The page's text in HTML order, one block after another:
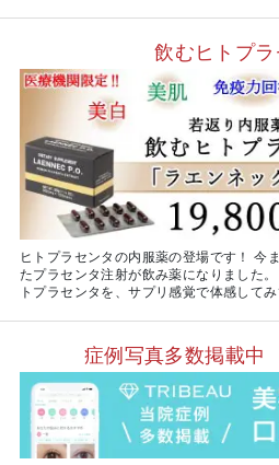
飲むヒトプラ
ヒトプラセンタの内服薬の登場です！ 今
たプラセンタ注射が飲み薬になりました
トプラセンタを、サプリ感覚で体感して
症例写真多数掲載中